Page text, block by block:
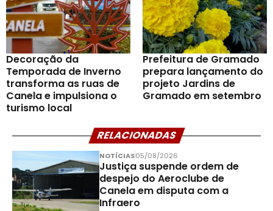
Decoração da
Temporada de Inverno
transforma as ruas de
Canela e impulsiona o
turismo local
Prefeitura de Gramado
prepara lançamento do
projeto Jardins de
Gramado em setembro
RELACIONADAS
NOTÍCIAS05/08/2026
Justiça suspende ordem de
despejo do Aeroclube de
Canela em disputa com a
Infraero